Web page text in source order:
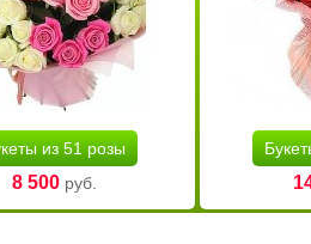
из 51 розы
8 500руб.